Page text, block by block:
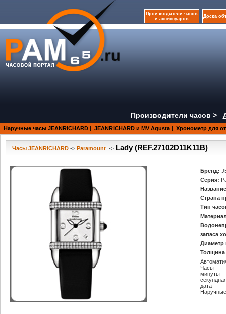
Производители часов
и аксессуаров
Доска
Производители часов >
Наручные часы JEANRICHARD | JEANRICHARD и MV Agusta | Хронометр для
Часы JEANRICHARD -> Paramount -> Lady (REF.27102D11K11B)
Бренд:
Серия:
Страна
Тип
запаса
Диаметр
Часы
минуты
дата